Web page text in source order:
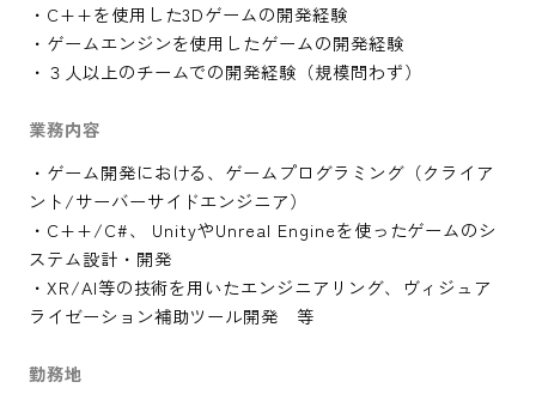
・C++を使用した3Dゲームの開発経験
・ゲームエンジンを使用したゲームの開発経験
・３人以上のチームでの開発経験（規模問わず）
業務内容
・ゲーム開発における、ゲームプログラミング（クライア
ント/サーバーサイドエンジニア）
・C++/C#、 UnityやUnreal Engineを使ったゲームのシ
ステム設計・開発
・XR/AI等の技術を用いたエンジニアリング、ヴィジュア
ライゼーション補助ツール開発 等
勤務地